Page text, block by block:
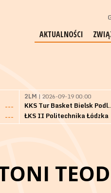
AKTUALNOŚCI
---
---
2LM | 2026-09-19 00:00
KKS Tur
ŁKS II Politechnika Łódzka